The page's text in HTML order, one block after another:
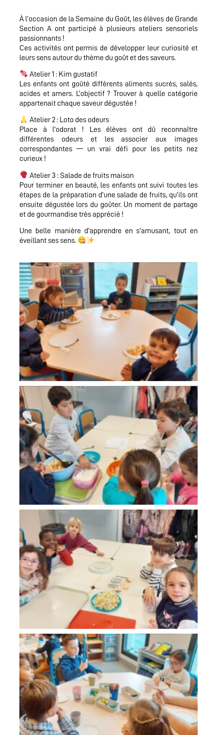
À l’occasion de la Semaine du Goût, les élèves de Grande
Section A ont participé à plusieurs ateliers sensoriels
passionnants !
Ces activités ont permis de développer leur curiosité et
leurs sens autour du thème du goût et des saveurs.
Atelier 1 : Kim gustatif
Les enfants ont goûté différents aliments sucrés, salés,
acides et amers. L’objectif ? Trouver à quelle catégorie
appartenait chaque saveur dégustée !
Atelier 2 : Loto des odeurs
Place à l’odorat ! Les élèves ont dû reconnaître
différentes odeurs et les associer aux images
correspondantes — un vrai défi pour les petits nez
curieux !
Atelier 3 : Salade de fruits maison
Pour terminer en beauté, les enfants ont suivi toutes les
étapes de la préparation d’une salade de fruits, qu’ils ont
ensuite dégustée lors du goûter. Un moment de partage
et de gourmandise très apprécié !
Une belle manière d’apprendre en s’amusant, tout en
éveillant ses sens.